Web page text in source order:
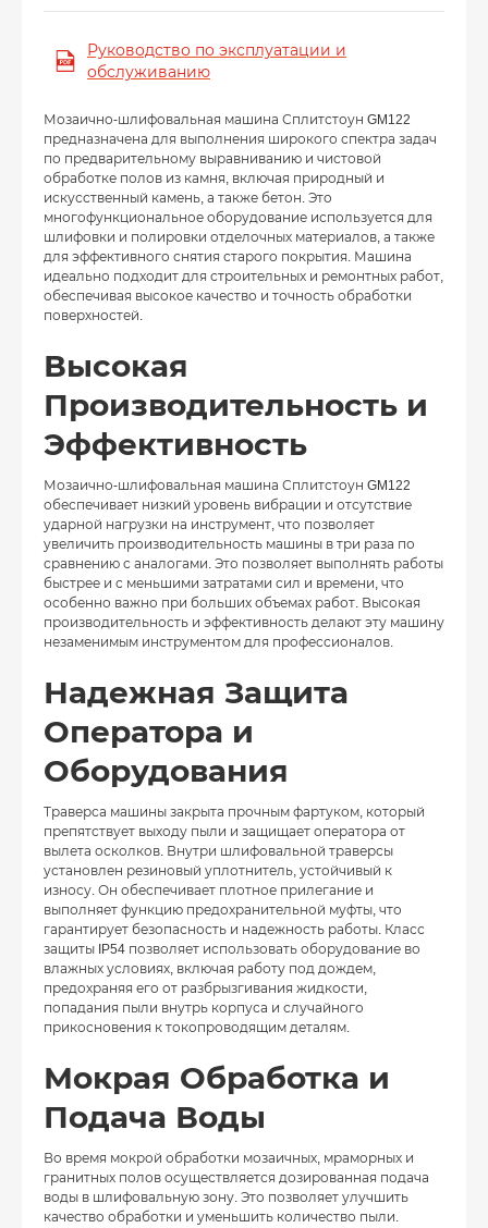
Руководство по эксплуатации и
обслуживанию
Мозаично-шлифовальная машина Сплитстоун GM122
предназначена для выполнения широкого спектра задач
по предварительному выравниванию и чистовой
обработке полов из камня, включая природный и
искусственный камень, а также бетон. Это
многофункциональное оборудование используется для
шлифовки и полировки отделочных материалов, а также
для эффективного снятия старого покрытия. Машина
идеально подходит для строительных и ремонтных работ,
обеспечивая высокое качество и точность обработки
поверхностей.
Высокая
Производительность и
Эффективность
Мозаично-шлифовальная машина Сплитстоун GM122
обеспечивает низкий уровень вибрации и отсутствие
ударной нагрузки на инструмент, что позволяет
увеличить производительность машины в три раза по
сравнению с аналогами. Это позволяет выполнять работы
быстрее и с меньшими затратами сил и времени, что
особенно важно при больших объемах работ. Высокая
производительность и эффективность делают эту машину
незаменимым инструментом для профессионалов.
Надежная Защита
Оператора и
Оборудования
Траверса машины закрыта прочным фартуком, который
препятствует выходу пыли и защищает оператора от
вылета осколков. Внутри шлифовальной траверсы
установлен резиновый уплотнитель, устойчивый к
износу. Он обеспечивает плотное прилегание и
выполняет функцию предохранительной муфты, что
гарантирует безопасность и надежность работы. Класс
защиты IP54 позволяет использовать оборудование во
влажных условиях, включая работу под дождем,
предохраняя его от разбрызгивания жидкости,
попадания пыли внутрь корпуса и случайного
прикосновения к токопроводящим деталям.
Мокрая Обработка и
Подача Воды
Во время мокрой обработки мозаичных, мраморных и
гранитных полов осуществляется дозированная подача
воды в шлифовальную зону. Это позволяет улучшить
качество обработки и уменьшить количество пыли.